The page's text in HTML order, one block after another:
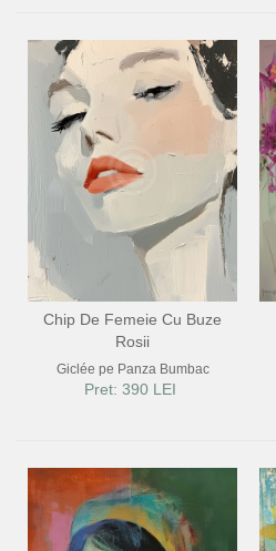
Chip De Femeie Cu Buze
Rosii
Giclée pe Panza Bumbac
Pret: 390 LEI